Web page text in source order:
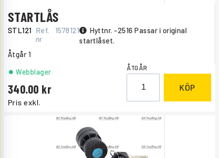
STARTLÅS
STL121 Ref.
nr
1578121
Hyttnr. -2516 Passar i original
startlåset.
Åtgår 1
Pris exkl.
340.00
Webblager ÅTGÅR
KÖP